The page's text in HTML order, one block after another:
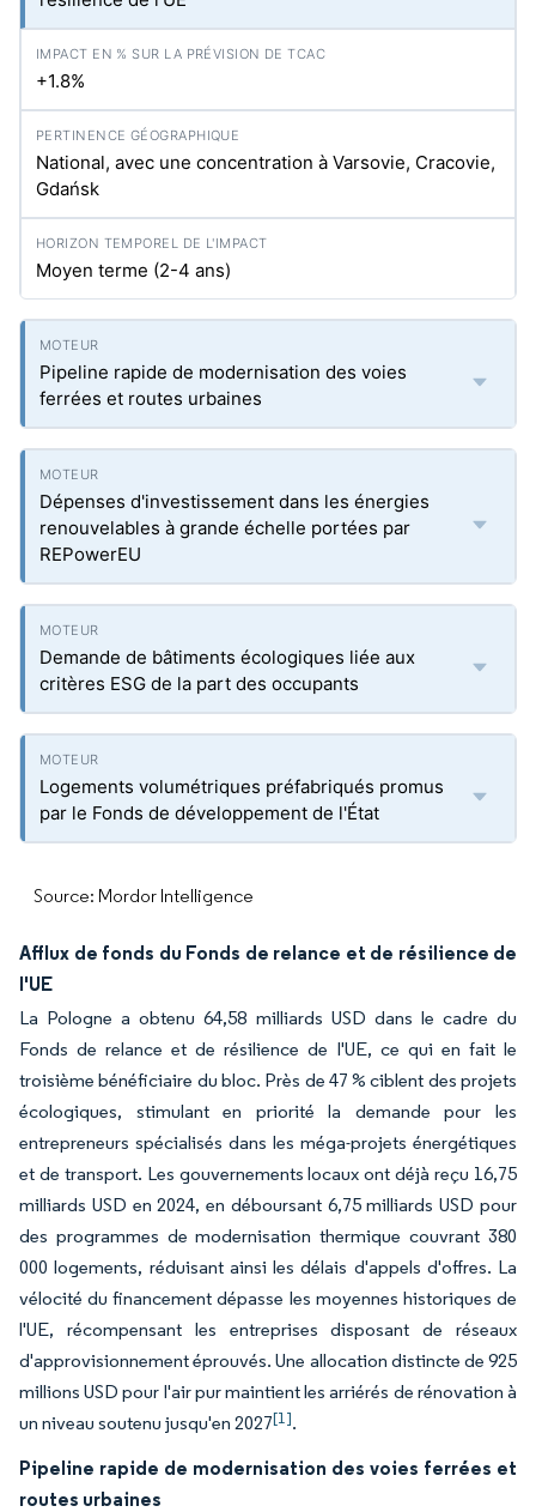
+1.8%
National, avec une concentration à Varsovie, Cracovie,
Gdańsk
Moyen terme (2-4 ans)
Pipeline rapide de modernisation des voies
ferrées et routes urbaines
Dépenses d'investissement dans les énergies
renouvelables à grande échelle portées par
REPowerEU
Demande de bâtiments écologiques liée aux
critères ESG de la part des occupants
Logements volumétriques préfabriqués promus
par le Fonds de développement de l'État
Source: Mordor Intelligence
Afflux de fonds du Fonds de relance et de résilience de
l'UE
La Pologne a obtenu 64,58 milliards USD dans le cadre du
Fonds de relance et de résilience de l'UE, ce qui en fait le
troisième bénéficiaire du bloc. Près de 47 % ciblent des projets
écologiques, stimulant en priorité la demande pour les
entrepreneurs spécialisés dans les méga-projets énergétiques
et de transport. Les gouvernements locaux ont déjà reçu 16,75
milliards USD en 2024, en déboursant 6,75 milliards USD pour
des programmes de modernisation thermique couvrant 380
000 logements, réduisant ainsi les délais d'appels d'offres. La
vélocité du financement dépasse les moyennes historiques de
l'UE, récompensant les entreprises disposant de réseaux
d'approvisionnement éprouvés. Une allocation distincte de 925
millions USD pour l'air pur maintient les arriérés de rénovation à
un niveau soutenu jusqu'en 2027[1].
Pipeline rapide de modernisation des voies ferrées et
routes urbaines